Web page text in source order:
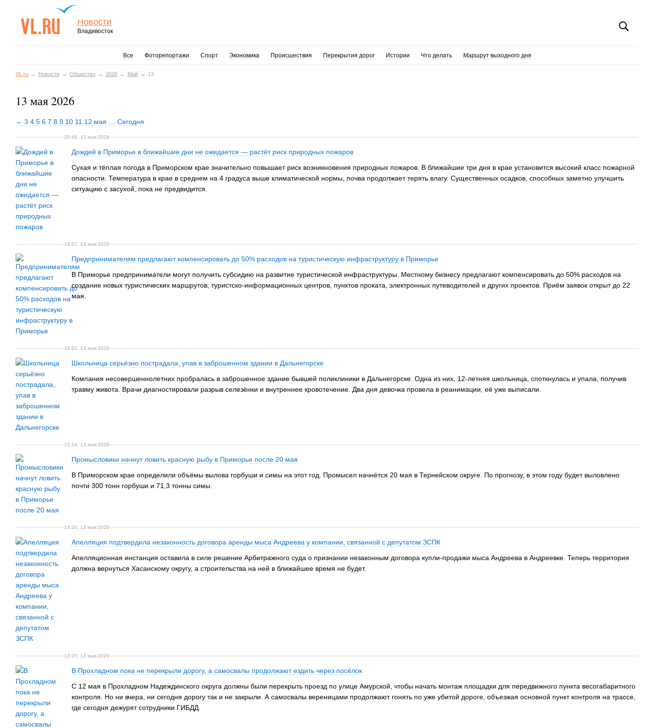
Новости
Владивосток
Все Фоторепортажи Спорт Экономика Происшествия Перекрытия дорог Истории Что делать Маршрут выходного дня
VL.ru Новости Общество 2026 Май 13
13 мая 2026
← 3 4 5 6 7 8 9 10 11 12 мая Сегодня
20:49, 13 мая 2026
Дождей в Приморье в ближайшие дни не ожидается — растёт риск природных пожаров
Сухая и тёплая погода в Приморском крае значительно повышает риск возникновения природных пожаров. В ближайшие три дня в крае установится высокий класс пожарной
опасности. Температура в крае в среднем на 4 градуса выше климатической нормы, почва продолжает терять влагу. Существенных осадков, способных заметно улучшить
ситуацию с засухой, пока не предвидится.
19:57, 13 мая 2026
Предпринимателям предлагают компенсировать до 50% расходов на туристическую инфраструктуру в Приморье
В Приморье предприниматели могут получить субсидию на развитие туристической инфраструктуры. Местному бизнесу предлагают компенсировать до 50% расходов на
создание новых туристических маршрутов, туристско-информационных центров, пунктов проката, электронных путеводителей и других проектов. Приём заявок открыт до 22
мая.
15:52, 13 мая 2026
Школьница серьёзно пострадала, упав в заброшенном здании в Дальнегорске
Компания несовершеннолетних пробралась в заброшенное здание бывшей поликлиники в Дальнегорске. Одна из них, 12-летняя школьница, споткнулась и упала, получив
травму живота. Врачи диагностировали разрыв селезёнки и внутреннее кровотечение. Два дня девочка провела в реанимации, её уже выписали.
15:14, 13 мая 2026
Промысловики начнут ловить красную рыбу в Приморье после 20 мая
В Приморском крае определили объёмы вылова горбуши и симы на этот год. Промысел начнётся 20 мая в Тернейском округе. По прогнозу, в этом году будет выловлено
почти 300 тонн горбуши и 71,3 тонны симы.
14:20, 13 мая 2026
Апелляция подтвердила незаконность договора аренды мыса Андреева у компании, связанной с депутатом ЗСПК
Апелляционная инстанция оставила в силе решение Арбитражного суда о признании незаконным договора купли-продажи мыса Андреева в Андреевке. Теперь территория
должна вернуться Хасанскому округу, а строительства на ней в ближайшее время не будет.
13:20, 13 мая 2026
В Прохладном пока не перекрыли дорогу, а самосвалы продолжают ездить через посёлок
С 12 мая в Прохладном Надеждинского округа должны были перекрыть проезд по улице Амурской, чтобы начать монтаж площадки для передвижного пункта весогабаритного
контроля. Но ни вчера, ни сегодня дорогу так и не закрыли. А самосвалы вереницами продолжают гонять по уже убитой дороге, объезжая основной пункт контроля на трассе,
где сегодня дежурят сотрудники ГИБДД.